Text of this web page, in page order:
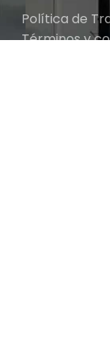
Política de
Términos y